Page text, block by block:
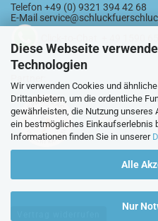
Diese Webseite
Technologien
Wir verwenden Cookies und
Drittanbietern, um die ordentliche
gewährleisten, die Nutzung unseres
ein bestmögliches Einkaufserlebnis
Informationen finden Sie in unserer
Alle
Nur
Telefon +49 (0) 9321 394 42 68
E-Mail